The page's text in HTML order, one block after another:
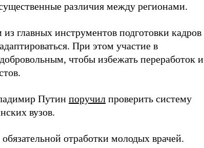
различия между регионами.
главных инструментов подготовки кадров
При этом участие в
чтобы избежать переработок и
Путин поручил проверить систему
вузов.
отработки молодых врачей.